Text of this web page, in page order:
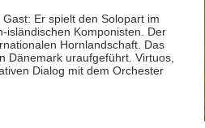
Er spielt den Solopart im
isländischen Komponisten. Der
Hornlandschaft. Das
Dänemark uraufgeführt. Virtuos,
Dialog mit dem Orchester